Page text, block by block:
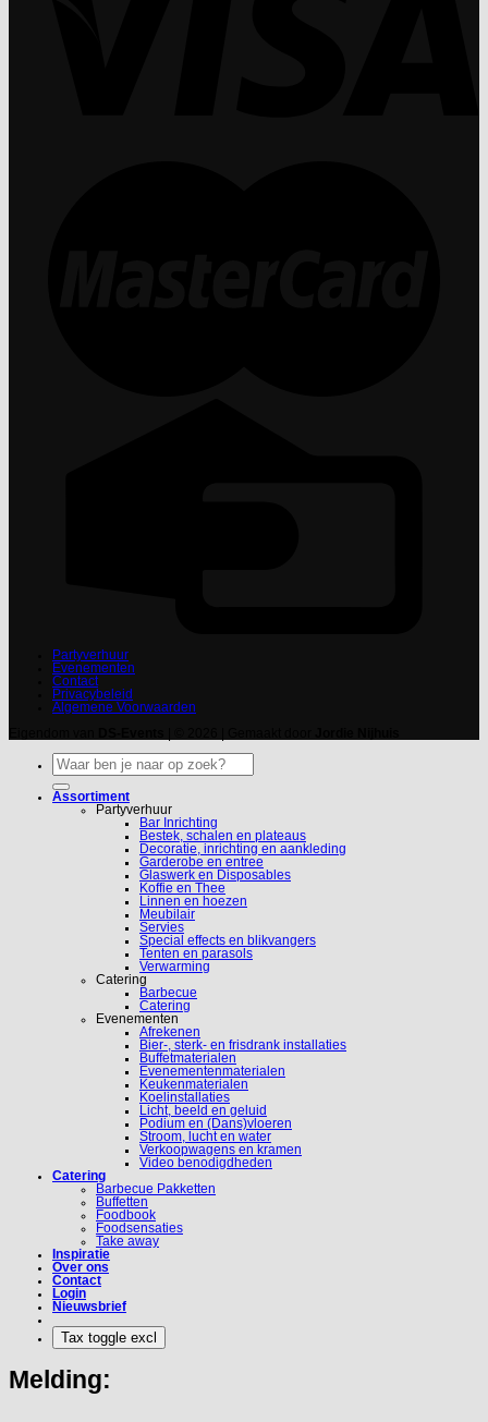
Partyverhuur
Evenementen
Contact
Privacybeleid
Algemene Voorwaarden
Zoeken
naar:
Assortiment
Partyverhuur
Bar Inrichting
Bestek, schalen en plateaus
Decoratie, inrichting en aankleding
Garderobe en entree
Glaswerk en Disposables
Koffie en Thee
Linnen en hoezen
Meubilair
Servies
Special effects en blikvangers
Tenten en parasols
Verwarming
Catering
Barbecue
Catering
Evenementen
Afrekenen
Bier-, sterk- en frisdrank installaties
Buffetmaterialen
Evenementenmaterialen
Keukenmaterialen
Koelinstallaties
Licht, beeld en geluid
Podium en (Dans)vloeren
Stroom, lucht en water
Verkoopwagens en kramen
Video benodigdheden
Catering
Barbecue Pakketten
Buffetten
Foodbook
Foodsensaties
Take away
Inspiratie
Over ons
Contact
Login
Nieuwsbrief
Melding: